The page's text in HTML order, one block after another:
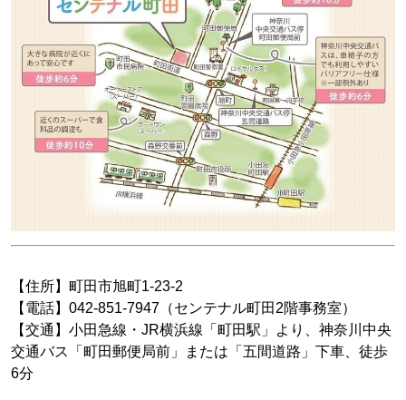
【住所】町田市旭町1-23-2
【電話】042-851-7947（センテナル町田2階事務室）
【交通】小田急線・JR横浜線「町田駅」より、神奈川中央
交通バス「町田郵便局前」または「五間道路」下車、徒歩
6分